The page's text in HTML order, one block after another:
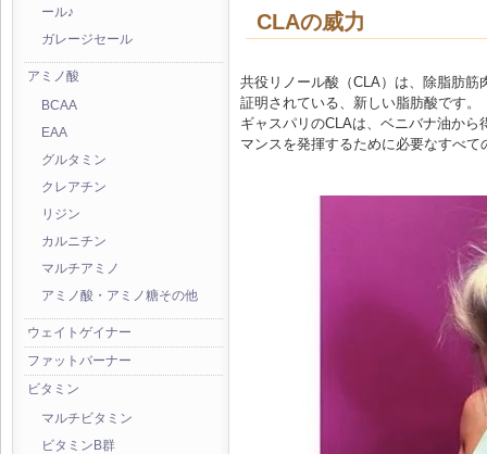
ール♪
ガレージセール
アミノ酸
BCAA
EAA
グルタミン
クレアチン
リジン
カルニチン
マルチアミノ
アミノ酸・アミノ糖その他
ウェイトゲイナー
ファットバーナー
ビタミン
マルチビタミン
ビタミンB群
CLAの威力
共役リノール酸（CLA）は、除脂肪
証明されている、新しい脂肪酸です。
ギャスパリのCLAは、ベニバナ油か
マンスを発揮するために必要なすべ